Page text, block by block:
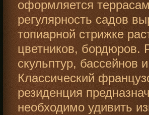
оформляется
регулярность садов
топиарной стрижке
цветников, бордюров.
скульптур, бассейнов
Классический
резиденция
необходимо удивить